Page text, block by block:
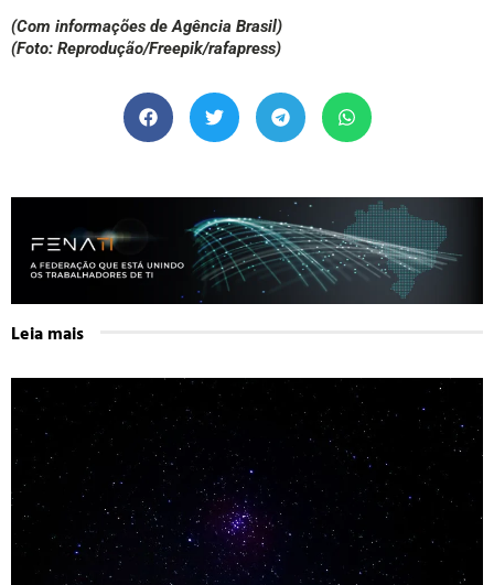
(Com informações de Agência Brasil)
(Foto: Reprodução/Freepik/rafapress)
Leia mais